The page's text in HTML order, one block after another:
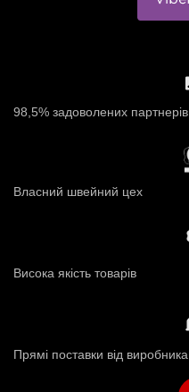
98,5% задоволених партнерів
Власний швейний цех
Висока якість товарів
Прямі поставки від виробника